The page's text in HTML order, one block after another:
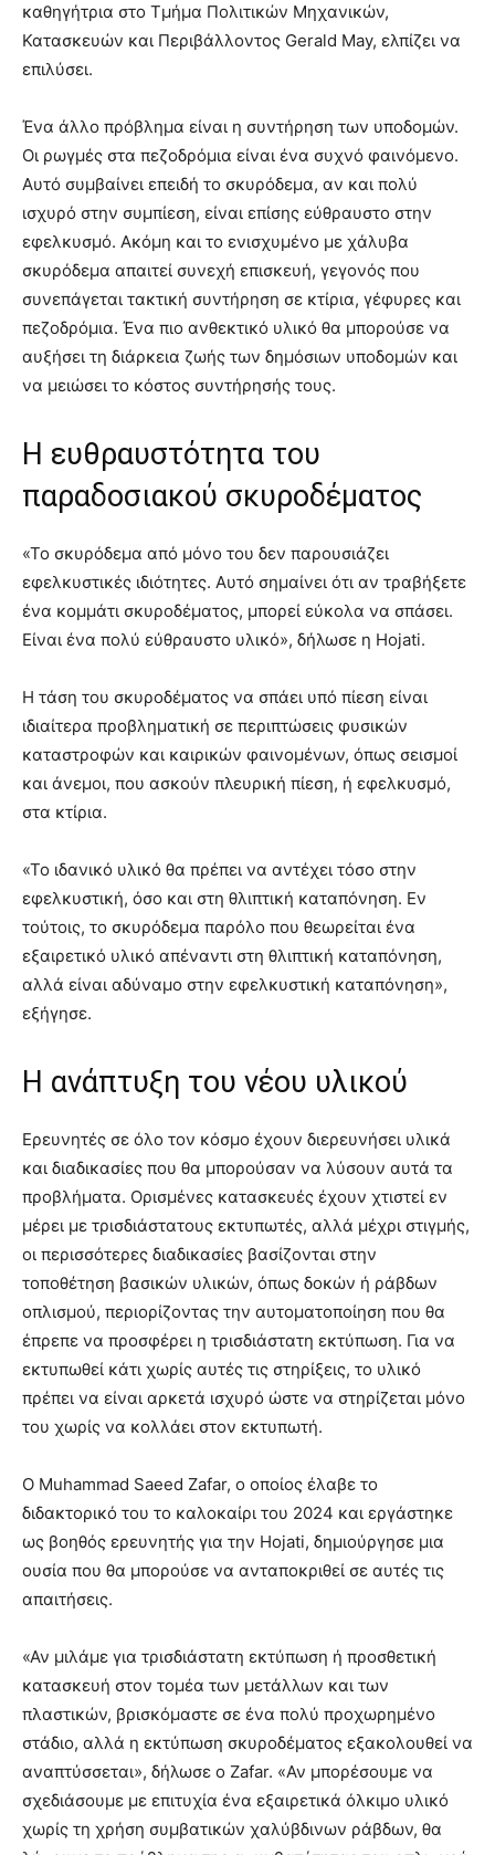
καθηγήτρια στο Τμήμα Πολιτικών Μηχανικών,
Κατασκευών και Περιβάλλοντος Gerald May, ελπίζει να
επιλύσει.
Ένα άλλο πρόβλημα είναι η συντήρηση των υποδομών.
Οι ρωγμές στα πεζοδρόμια είναι ένα συχνό φαινόμενο.
Αυτό συμβαίνει επειδή το σκυρόδεμα, αν και πολύ
ισχυρό στην συμπίεση, είναι επίσης εύθραυστο στην
εφελκυσμό. Ακόμη και το ενισχυμένο με χάλυβα
σκυρόδεμα απαιτεί συνεχή επισκευή, γεγονός που
συνεπάγεται τακτική συντήρηση σε κτίρια, γέφυρες και
πεζοδρόμια. Ένα πιο ανθεκτικό υλικό θα μπορούσε να
αυξήσει τη διάρκεια ζωής των δημόσιων υποδομών και
να μειώσει το κόστος συντήρησής τους.
Η ευθραυστότητα του
παραδοσιακού σκυροδέματος
«Το σκυρόδεμα από μόνο του δεν παρουσιάζει
εφελκυστικές ιδιότητες. Αυτό σημαίνει ότι αν τραβήξετε
ένα κομμάτι σκυροδέματος, μπορεί εύκολα να σπάσει.
Είναι ένα πολύ εύθραυστο υλικό», δήλωσε η Hojati.
Η τάση του σκυροδέματος να σπάει υπό πίεση είναι
ιδιαίτερα προβληματική σε περιπτώσεις φυσικών
καταστροφών και καιρικών φαινομένων, όπως σεισμοί
και άνεμοι, που ασκούν πλευρική πίεση, ή εφελκυσμό,
στα κτίρια.
«Το ιδανικό υλικό θα πρέπει να αντέχει τόσο στην
εφελκυστική, όσο και στη θλιπτική καταπόνηση. Εν
τούτοις, το σκυρόδεμα παρόλο που θεωρείται ένα
εξαιρετικό υλικό απέναντι στη θλιπτική καταπόνηση,
αλλά είναι αδύναμο στην εφελκυστική καταπόνηση»,
εξήγησε.
Η ανάπτυξη του νέου υλικού
Ερευνητές σε όλο τον κόσμο έχουν διερευνήσει υλικά
και διαδικασίες που θα μπορούσαν να λύσουν αυτά τα
προβλήματα. Ορισμένες κατασκευές έχουν χτιστεί εν
μέρει με τρισδιάστατους εκτυπωτές, αλλά μέχρι στιγμής,
οι περισσότερες διαδικασίες βασίζονται στην
τοποθέτηση βασικών υλικών, όπως δοκών ή ράβδων
οπλισμού, περιορίζοντας την αυτοματοποίηση που θα
έπρεπε να προσφέρει η τρισδιάστατη εκτύπωση. Για να
εκτυπωθεί κάτι χωρίς αυτές τις στηρίξεις, το υλικό
πρέπει να είναι αρκετά ισχυρό ώστε να στηρίζεται μόνο
του χωρίς να κολλάει στον εκτυπωτή.
Ο Muhammad Saeed Zafar, ο οποίος έλαβε το
διδακτορικό του το καλοκαίρι του 2024 και εργάστηκε
ως βοηθός ερευνητής για την Hojati, δημιούργησε μια
ουσία που θα μπορούσε να ανταποκριθεί σε αυτές τις
απαιτήσεις.
«Αν μιλάμε για τρισδιάστατη εκτύπωση ή προσθετική
κατασκευή στον τομέα των μετάλλων και των
πλαστικών, βρισκόμαστε σε ένα πολύ προχωρημένο
στάδιο, αλλά η εκτύπωση σκυροδέματος εξακολουθεί να
αναπτύσσεται», δήλωσε ο Zafar. «Αν μπορέσουμε να
σχεδιάσουμε με επιτυχία ένα εξαιρετικά όλκιμο υλικό
χωρίς τη χρήση συμβατικών χαλύβδινων ράβδων, θα